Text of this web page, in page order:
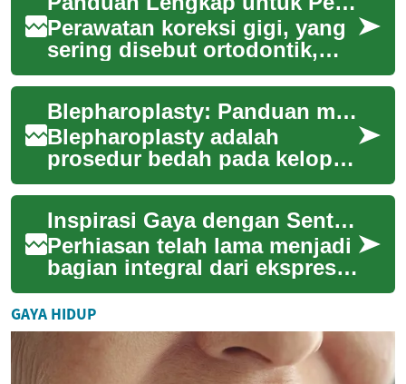
kantung lemak, atau...
Perawatan koreksi gigi, yang
sering disebut ortodontik,
adalah bidang penting dalam
kesehatan gigi yang
bertujuan unt...
Blepharoplasty: Panduan medis dan estetika operasi kelopak mata
Blepharoplasty adalah
prosedur bedah pada kelopak
mata yang ditujukan untuk
menghilangkan kelebihan
kulit, lemak, ata...
Inspirasi Gaya dengan Sentuhan Mewah
Perhiasan telah lama menjadi
bagian integral dari ekspresi
diri dan gaya pribadi di
berbagai budaya. Lebih dari
sekad...
GAYA HIDUP